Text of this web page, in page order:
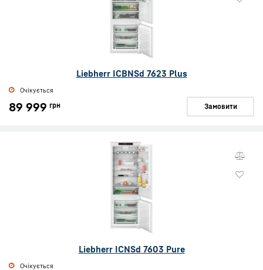
Liebherr ICBNSd 7623 Plus
Очікується
89 999 грн Замовити
Liebherr ICNSd 7603 Pure
Очікується